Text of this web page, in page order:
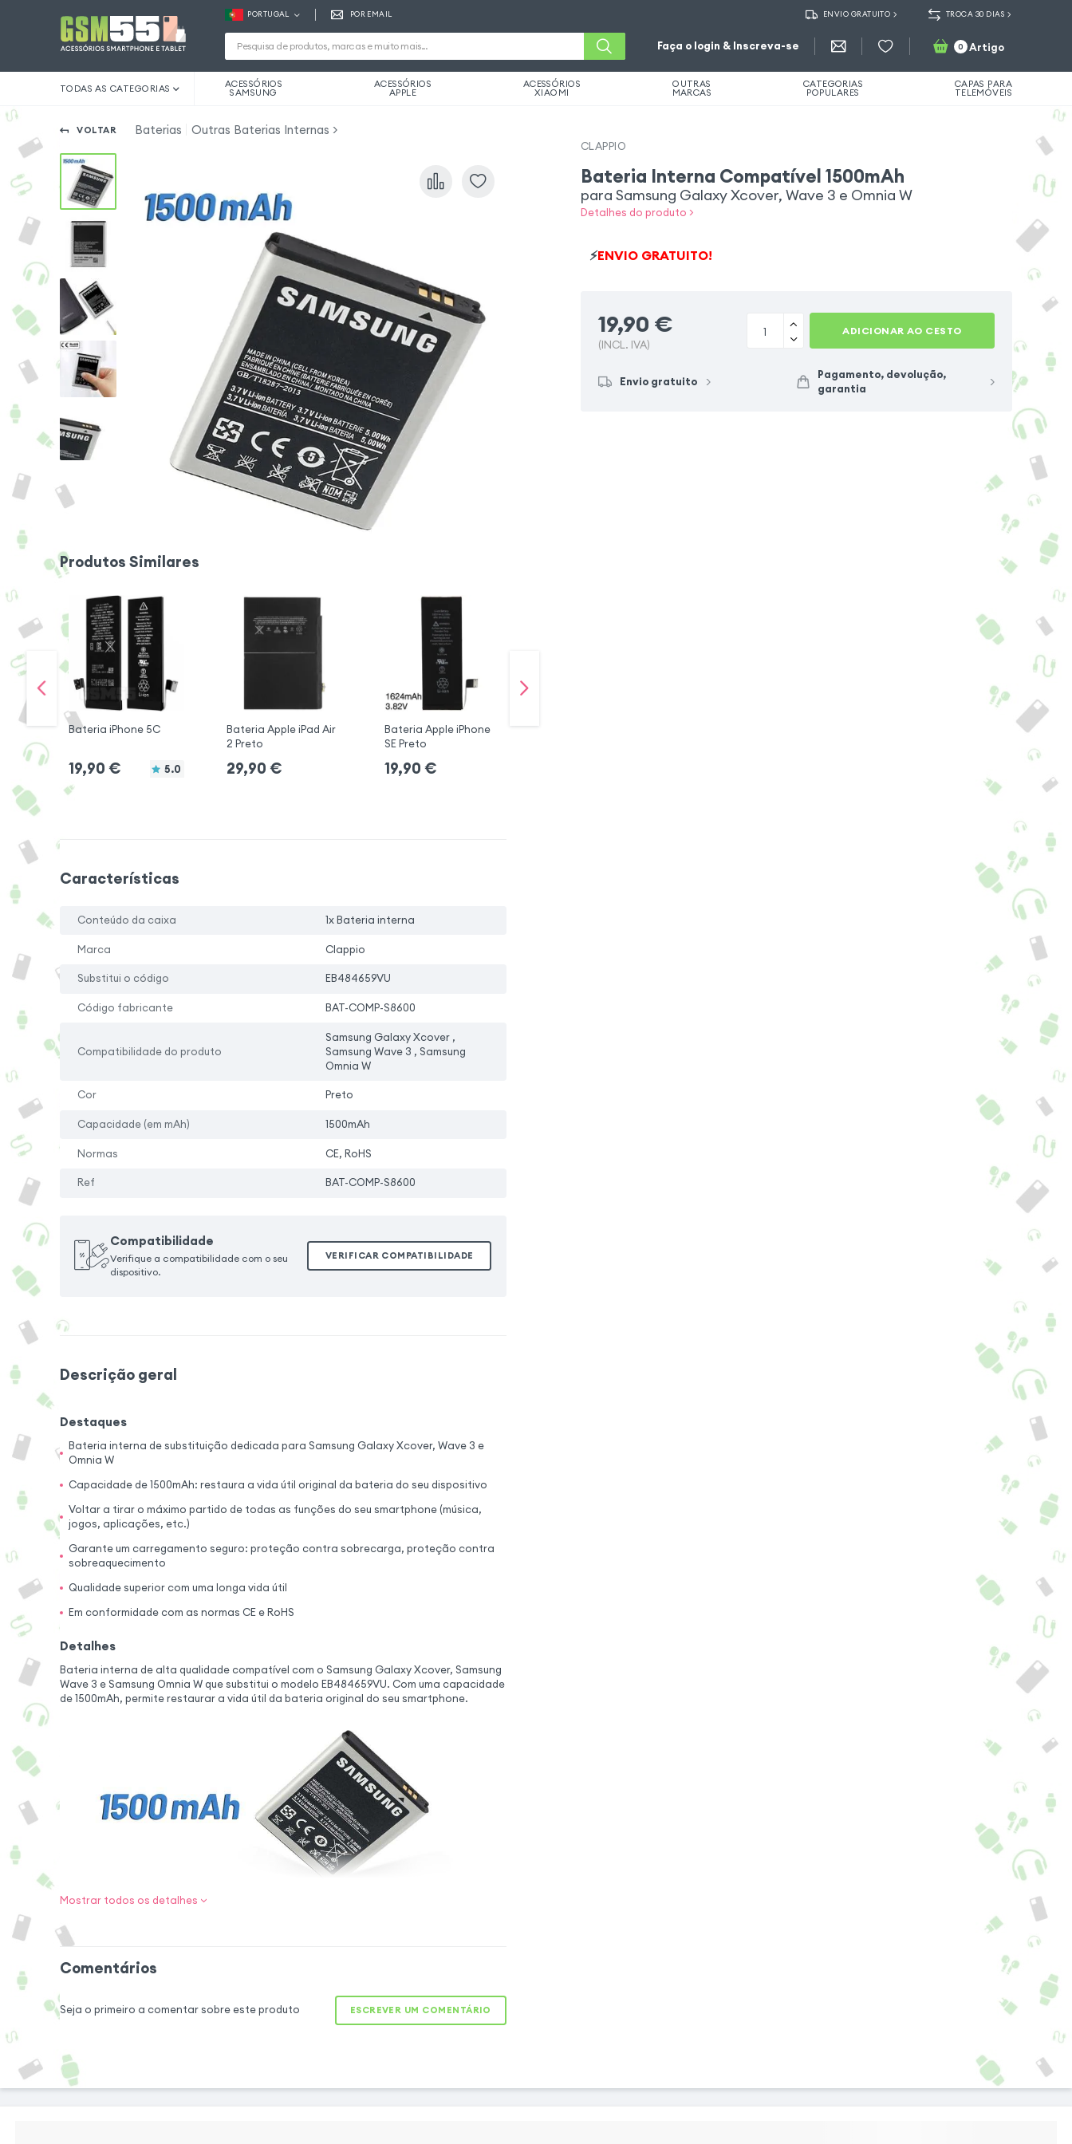
PORTUGAL POR EMAIL ENVIO GRATUITO TROCA 30 DIAS
Faça o login & Inscreva-se 0 Artigo
TODAS AS CATEGORIAS ACESSÓRIOS
SAMSUNG
ACESSÓRIOS
APPLE
ACESSÓRIOS
XIAOMI
OUTRAS
MARCAS
CATEGORIAS
POPULARES
CAPAS PARA
TELEMÓVEIS
VOLTAR Baterias Outras Baterias Internas
Produtos Similares
Bateria iPhone 5C
19,90 € 5.0
Bateria Apple iPad Air
2 Preto
29,90 €
Bateria Apple iPhone
SE Preto
19,90 €
Características
Conteúdo da caixa 1x Bateria interna
Marca Clappio
Substitui o código EB484659VU
Código fabricante BAT-COMP-S8600
Compatibilidade do produto
Samsung Galaxy Xcover ,
Samsung Wave 3 , Samsung
Omnia W
Cor Preto
Capacidade (em mAh) 1500mAh
Normas CE, RoHS
Ref BAT-COMP-S8600
Compatibilidade
Verifique a compatibilidade com o seu
dispositivo.
VERIFICAR COMPATIBILIDADE
Descrição geral
Destaques
Bateria interna de substituição dedicada para Samsung Galaxy Xcover, Wave 3 e
Omnia W
Capacidade de 1500mAh: restaura a vida útil original da bateria do seu dispositivo
Voltar a tirar o máximo partido de todas as funções do seu smartphone (música,
jogos, aplicações, etc.)
Garante um carregamento seguro: proteção contra sobrecarga, proteção contra
sobreaquecimento
Qualidade superior com uma longa vida útil
Em conformidade com as normas CE e RoHS
Detalhes
Bateria interna de alta qualidade compatível com o Samsung Galaxy Xcover, Samsung
Wave 3 e Samsung Omnia W que substitui o modelo EB484659VU. Com uma capacidade
de 1500mAh, permite restaurar a vida útil da bateria original do seu smartphone.
melhorada bateria interna. Permite-lhe
substituir a bateria que foi danificada ou que
Mostrar todos os detalhes
Comentários
Seja o primeiro a comentar sobre este produto ESCREVER UM COMENTÁRIO
CLAPPIO
Bateria Interna Compatível 1500mAh
para Samsung Galaxy Xcover, Wave 3 e Omnia W
Detalhes do produto >
⚡ENVIO GRATUITO!
19,90 €
(INCL. IVA)
ADICIONAR AO CESTO
Envio gratuito
Pagamento, devolução,
garantia